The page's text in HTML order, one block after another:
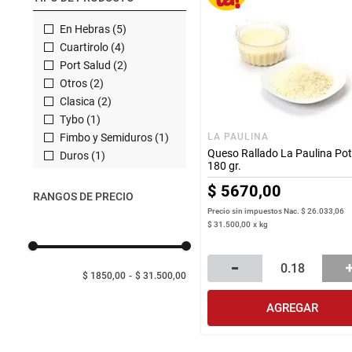
En Hebras (5)
Cuartirolo (4)
Port Salud (2)
Otros (2)
Clasica (2)
Tybo (1)
Fimbo y Semiduros (1)
Duros (1)
RANGOS DE PRECIO
$ 1850,00 $ 31.500,00
LA PAULINA
Queso Rallado La Paulina
180 gr.
$ 5670,00
Precio sin impuestos Nac.$ 26.033,06
$ 31.500,00 x kg
AGREGAR